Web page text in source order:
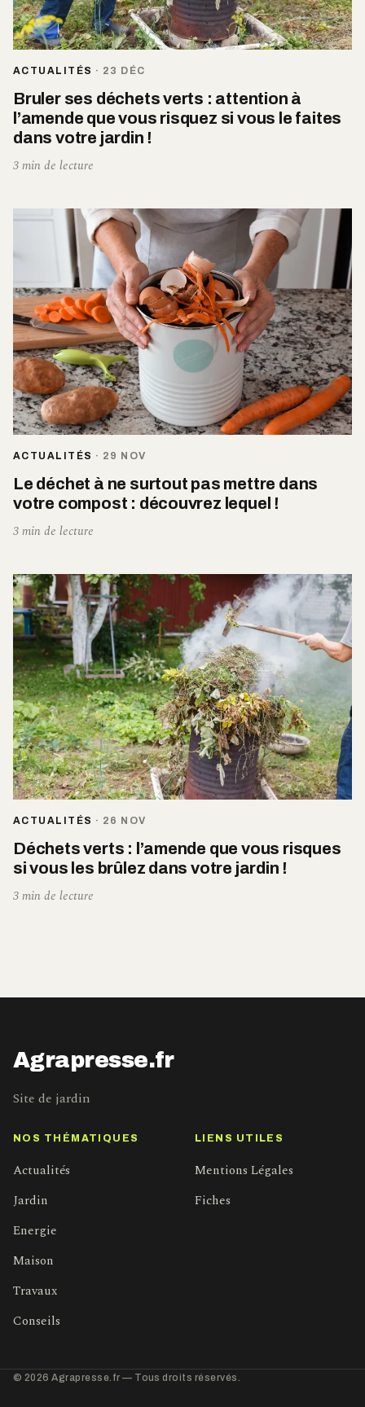
ACTUALITÉS · 23 DÉC
Bruler ses déchets verts : attention à
l’amende que vous risquez si vous le faites
dans votre jardin !
3 min de lecture
ACTUALITÉS · 29 NOV
Le déchet à ne surtout pas mettre dans
votre compost : découvrez lequel !
3 min de lecture
ACTUALITÉS · 26 NOV
Déchets verts : l’amende que vous risques
si vous les brûlez dans votre jardin !
3 min de lecture
Agrapresse.fr
Site de jardin
NOS THÉMATIQUES
Actualités
Jardin
Energie
Maison
Travaux
Conseils
LIENS UTILES
Mentions Légales
Fiches
© 2026 Agrapresse.fr — Tous droits réservés.